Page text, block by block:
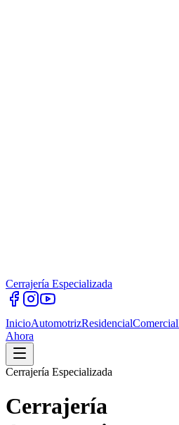
Cerrajería Especializada
InicioAutomotrizResidencialComercial
Ahora